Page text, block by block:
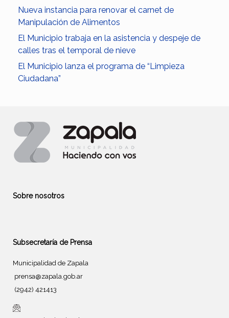
Nueva instancia para renovar el carnet de
Manipulación de Alimentos
El Municipio trabaja en la asistencia y despeje de
calles tras el temporal de nieve
El Municipio lanza el programa de “Limpieza
Ciudadana”
Sobre nosotros
Subsecretaría de Prensa
Municipalidad de Zapala
prensa@zapala.gob.ar
(2942) 421413